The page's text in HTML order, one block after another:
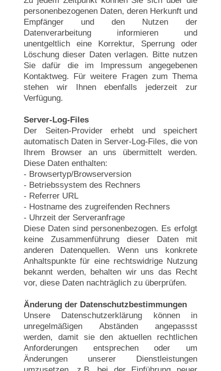
personenbezogenen Daten, deren Herkunft und
Empfänger und den Nutzen der
Datenverarbeitung informieren und
unentgeltlich eine Korrektur, Sperrung oder
Löschung dieser Daten verlagen. Bitte nutzen
Sie dafür die im Impressum angegebenen
Kontaktweg. Für weitere Fragen zum Thema
stehen wir Ihnen ebenfalls jederzeit zur
Verfügung.
Server-Log-Files
Der Seiten-Provider erhebt und speichert
automatisch Daten in Server-Log-Files, die von
Ihrem Browser an uns übermittelt werden.
Diese Daten enthalten:
- Browsertyp/Browserversion
- Betriebssystem des Rechners
- Referrer URL
- Hostname des zugreifenden Rechners
- Uhrzeit der Serveranfrage
Diese Daten sind personenbezogen. Es erfolgt
keine Zusammenführung dieser Daten mit
anderen Datenquellen. Wenn uns konkrete
Anhaltspunkte für eine rechtswidrige Nutzung
bekannt werden, behalten wir uns das Recht
vor, diese Daten nachträglich zu überprüfen.
Änderung der Datenschutzbestimmungen
Unsere Datenschutzerklärung können in
unregelmäßigen Abständen angepassst
werden, damit sie den aktuellen rechtlichen
Anforderungen entsprechen oder um
Änderungen unserer Dienstleistungen